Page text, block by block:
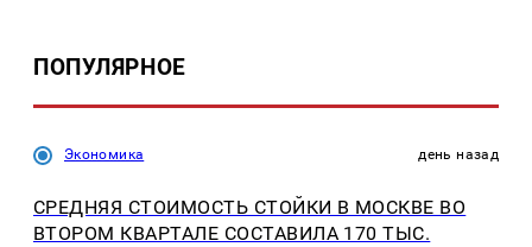
ПОПУЛЯРНОЕ
Экономика день назад
СРЕДНЯЯ СТОИМОСТЬ СТОЙКИ В МОСКВЕ ВО
ВТОРОМ КВАРТАЛЕ СОСТАВИЛА 170 ТЫС.